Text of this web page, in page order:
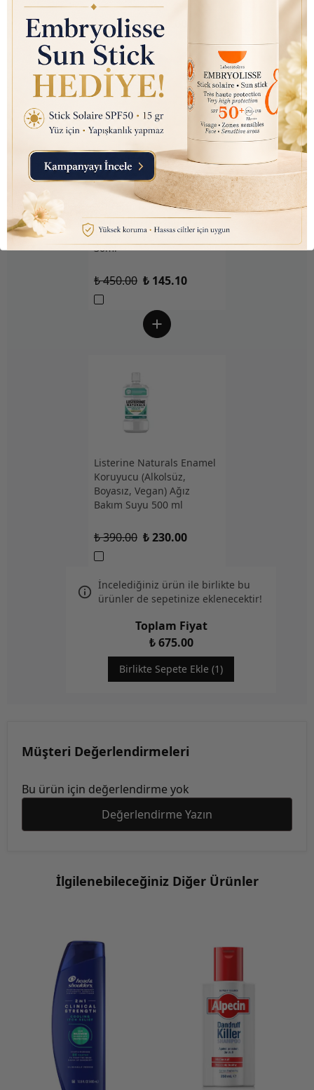
₺ 350.00 ₺ 145.00
Nutraxin D3K2 (Kemik ve
Bağışıklık Desteği) Gıda
Takviyesi Sprey (207 Puf)
30ml
₺ 450.00 ₺ 145.10
Listerine Naturals Enamel
Koruyucu (Alkolsüz,
Boyasız, Vegan) Ağız
Bakım Suyu 500 ml
₺ 390.00 ₺ 230.00
İncelediğiniz ürün ile birlikte bu
ürünler de sepetinize eklenecektir!
Toplam Fiyat
₺ 675.00
Birlikte Sepete Ekle (1)
Müşteri Değerlendirmeleri
Bu ürün için değerlendirme yok
Değerlendirme Yazın
İlgilenebileceğiniz Diğer Ürünler